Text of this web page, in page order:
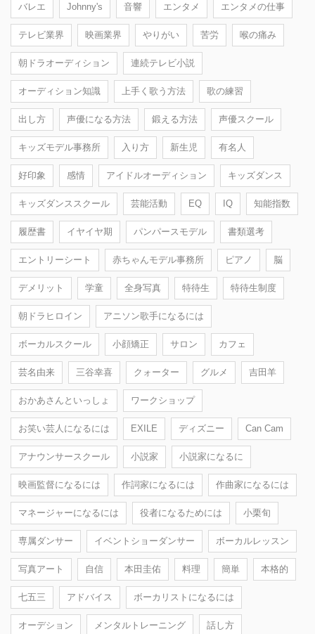
バレエ Johnny's 音響 エンタメ エンタメの仕事
テレビ業界 映画業界 やりがい 苦労 喉の痛み
朝ドラオーディション 連続テレビ小説
オーディション知識 上手く歌う方法 歌の練習
出し方 声優になる方法 鍛える方法 声優スクール
キッズモデル事務所 入り方 新生児 有名人
好印象 感情 アイドルオーディション キッズダンス
キッズダンススクール 芸能活動 EQ IQ 知能指数
履歴書 イヤイヤ期 パンパースモデル 書類選考
エントリーシート 赤ちゃんモデル事務所 ピアノ 脳
デメリット 学童 全身写真 特待生 特待生制度
朝ドラヒロイン アニソン歌手になるには
ボーカルスクール 小顔矯正 サロン カフェ
芸名由来 三谷幸喜 クォーター グルメ 吉田羊
おかあさんといっしょ ワークショップ
お笑い芸人になるには EXILE ディズニー Can Cam
アナウンサースクール 小説家 小説家になるに
映画監督になるには 作詞家になるには 作曲家になるには
マネージャーになるには 役者になるためには 小栗旬
専属ダンサー イベントショーダンサー ボーカルレッスン
写真アート 自信 本田圭佑 料理 簡単 本格的
七五三 アドバイス ボーカリストになるには
オーデション メンタルトレーニング 話し方